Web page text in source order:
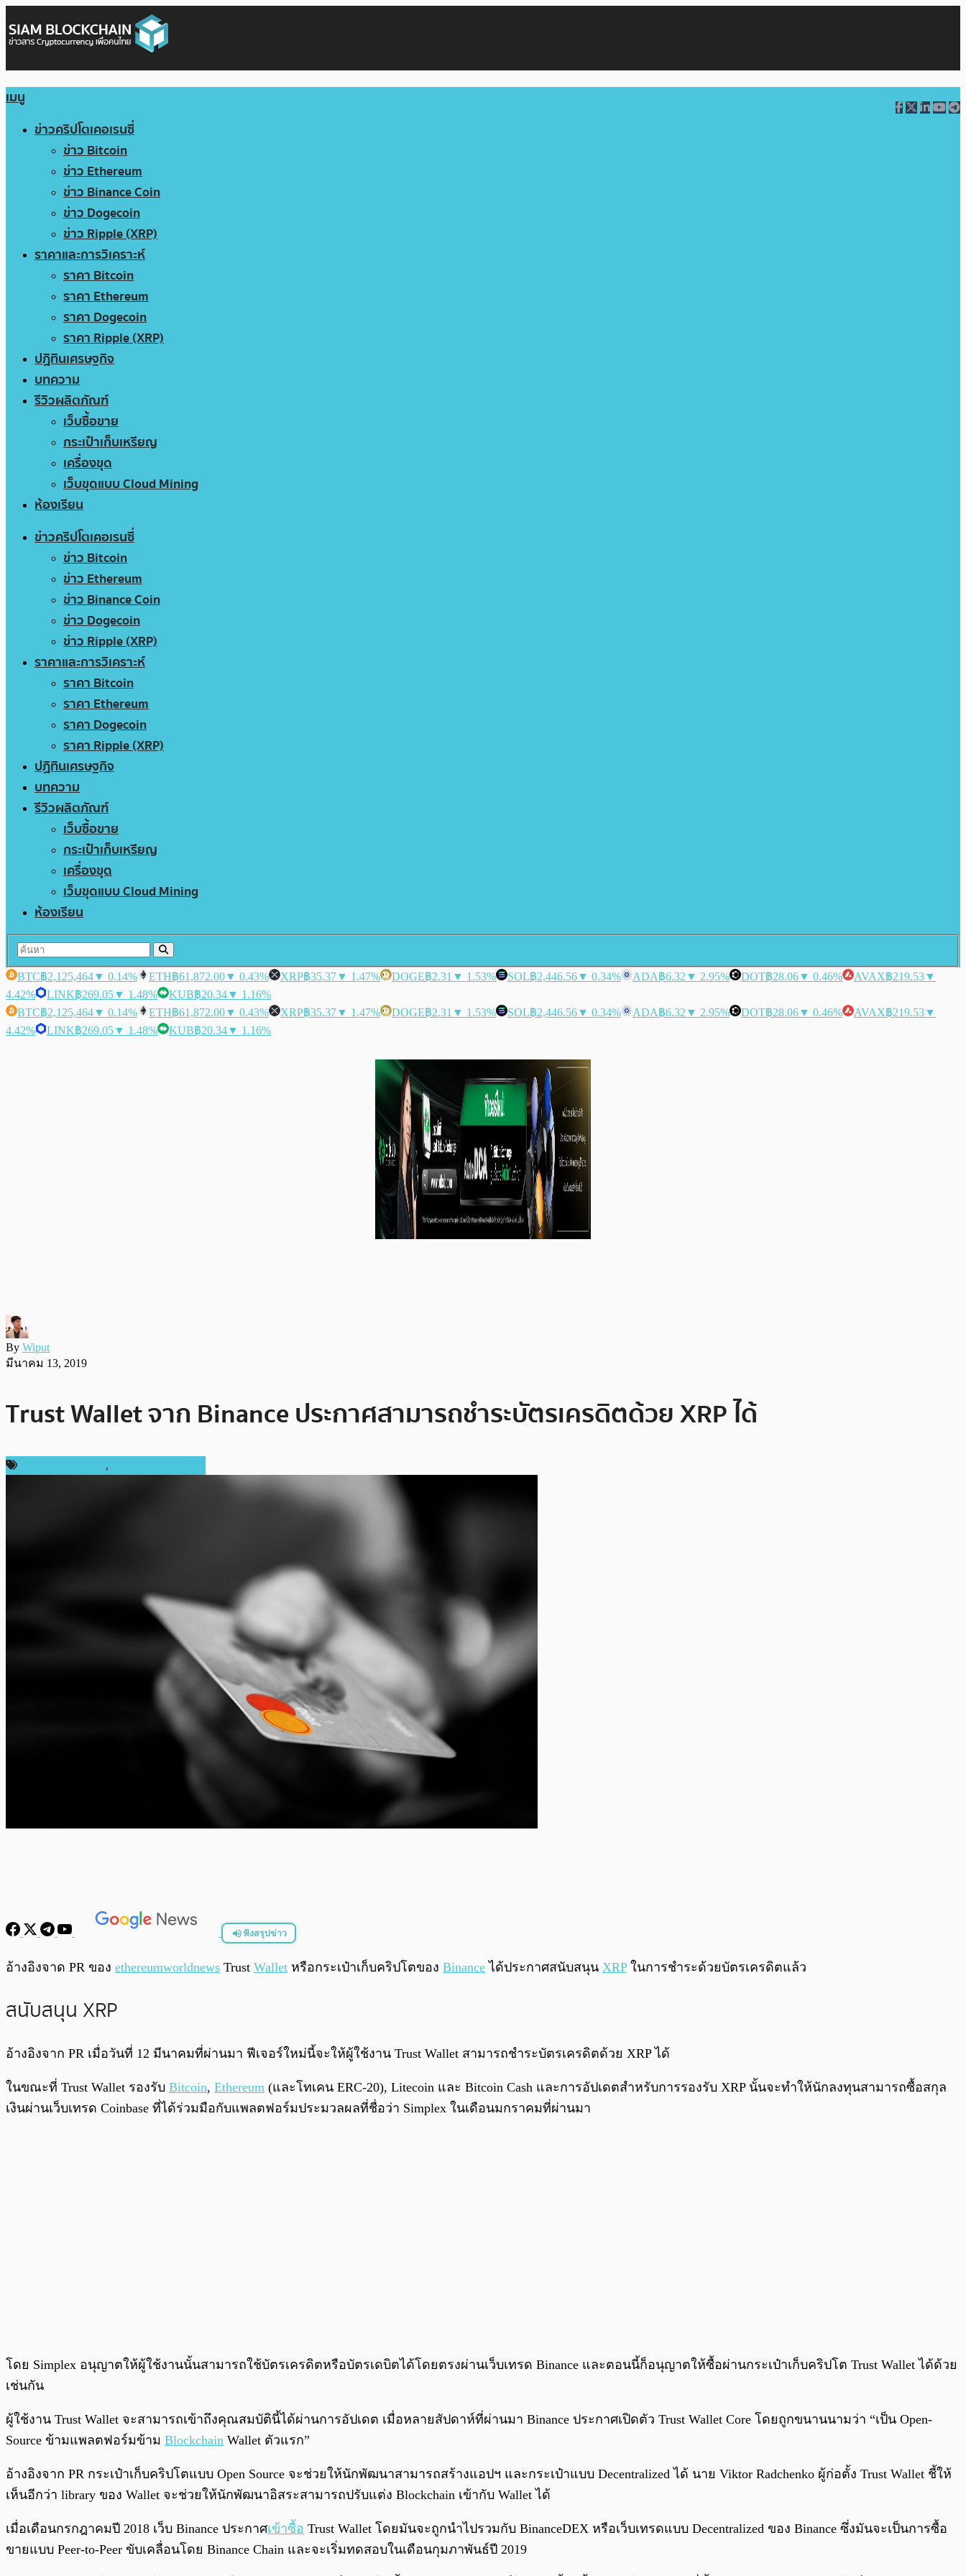
เมนู
ข่าวคริปโตเคอเรนซี่
ข่าว Bitcoin
ข่าว Ethereum
ข่าว Binance Coin
ข่าว Dogecoin
ข่าว Ripple (XRP)
ราคาและการวิเคราะห์
ราคา Bitcoin
ราคา Ethereum
ราคา Dogecoin
ราคา Ripple (XRP)
ปฏิทินเศรษฐกิจ
บทความ
รีวิวผลิตภัณฑ์
เว็บซื้อขาย
กระเป๋าเก็บเหรียญ
เครื่องขุด
เว็บขุดแบบ Cloud Mining
ห้องเรียน
ข่าวคริปโตเคอเรนซี่
ข่าว Bitcoin
ข่าว Ethereum
ข่าว Binance Coin
ข่าว Dogecoin
ข่าว Ripple (XRP)
ราคาและการวิเคราะห์
ราคา Bitcoin
ราคา Ethereum
ราคา Dogecoin
ราคา Ripple (XRP)
ปฏิทินเศรษฐกิจ
บทความ
รีวิวผลิตภัณฑ์
เว็บซื้อขาย
กระเป๋าเก็บเหรียญ
เครื่องขุด
เว็บขุดแบบ Cloud Mining
ห้องเรียน
BTC฿2,125,464▼ 0.14% ETH฿61,872.00▼ 0.43% XRP฿35.37▼ 1.47% DOGE฿2.31 ▼ 1.53% SOL฿2,446.56▼ 0.34% ADA฿6.32 ▼ 2.95% DOT฿28.06▼ 0.46% AVAX฿219.53▼
4.42%
LINK฿269.05▼ 1.48% KUB฿20.34▼ 1.16%
BTC฿2,125,464▼ 0.14% ETH฿61,872.00▼ 0.43% XRP฿35.37▼ 1.47% DOGE฿2.31 ▼ 1.53% SOL฿2,446.56▼ 0.34% ADA฿6.32 ▼ 2.95% DOT฿28.06▼ 0.46% AVAX฿219.53▼
4.42%
LINK฿269.05▼ 1.48% KUB฿20.34▼ 1.16%
By Wiput
มีนาคม 13, 2019
Trust Wallet จาก Binance ประกาศสามารถชำระบัตรเครดิตด้วย XRP ได้
,
ฟังสรุปข่าว
พร้อมเล่น
อ้างอิงจาด PR ของ ethereumworldnews Trust Wallet หรือกระเป๋าเก็บคริปโตของ Binance ได้ประกาศสนับสนุน XRPในการชำระด้วยบัตรเครดิตแล้ว
สนับสนุน XRP
อ้างอิงจาก PR เมื่อวันที่ 12 มีนาคมที่ผ่านมา ฟีเจอร์ใหม่นี้จะให้ผู้ใช้งาน Trust Wallet สามารถชำระบัตรเครดิตด้วย XRP ได้
ในขณะที่ Trust Wallet รองรับ Bitcoin, Ethereum (และโทเคน ERC-20), Litecoin และ Bitcoin Cash และการอัปเดตสำหรับการรองรับ XRP นั้นจะทำให้นักลงทุนสามารถซื้อสกุล
เงินผ่านเว็บเทรด Coinbase ที่ได้ร่วมมือกับแพลตฟอร์มประมวลผลที่ชื่อว่า Simplex ในเดือนมกราคมที่ผ่านมา
โดย Simplex อนุญาตให้ผู้ใช้งานนั้นสามารถใช้บัตรเครดิตหรือบัตรเดบิตได้โดยตรงผ่านเว็บเทรด Binance และตอนนี้ก็อนุญาตให้ซื้อผ่านกระเป๋าเก็บคริปโต Trust Wallet ได้ด้วย
เช่นกัน
ผู้ใช้งาน Trust Wallet จะสามารถเข้าถึงคุณสมบัตินี้ได้ผ่านการอัปเดต เมื่อหลายสัปดาห์ที่ผ่านมา Binance ประกาศเปิดตัว Trust Wallet Core โดยถูกขนานนามว่า “เป็น Open-
Source ข้ามแพลตฟอร์มข้าม Blockchain Wallet ตัวแรก”
อ้างอิงจาก PR กระเป๋าเก็บคริปโตแบบ Open Source จะช่วยให้นักพัฒนาสามารถสร้างแอปฯ และกระเป๋าแบบ Decentralized ได้ นาย Viktor Radchenko ผู้ก่อตั้ง Trust Wallet ชี้ให้
เห็นอีกว่า library ของ Wallet จะช่วยให้นักพัฒนาอิสระสามารถปรับแต่ง Blockchain เข้ากับ Wallet ได้
เมื่อเดือนกรกฎาคมปี 2018 เว็บ Binance ประกาศเข้าซื้อ Trust Wallet โดยมันจะถูกนำไปรวมกับ BinanceDEX หรือเว็บเทรดแบบ Decentralized ของ Binance ซึ่งมันจะเป็นการซื้อ
ขายแบบ Peer-to-Peer ขับเคลื่อนโดย Binance Chain และจะเริ่มทดสอบในเดือนกุมภาพันธ์ปี 2019